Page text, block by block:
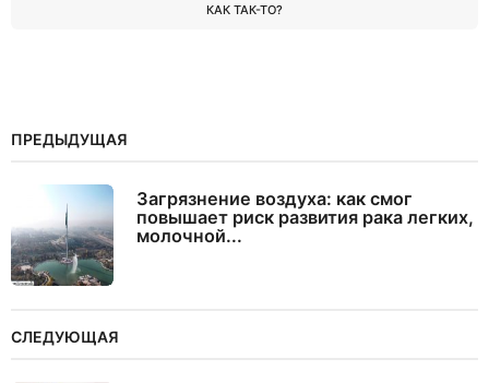
КАК ТАК-ТО?
ПРЕДЫДУЩАЯ
Загрязнение воздуха: как смог
повышает риск развития рака легких,
молочной...
СЛЕДУЮЩАЯ